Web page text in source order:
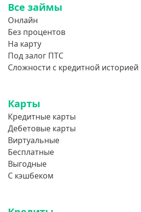
Все займы
Онлайн
Без процентов
На карту
Под залог ПТС
Сложности с кредитной историей
Карты
Кредитные карты
Дебетовые карты
Виртуальные
Бесплатные
Выгодные
С кэшбеком